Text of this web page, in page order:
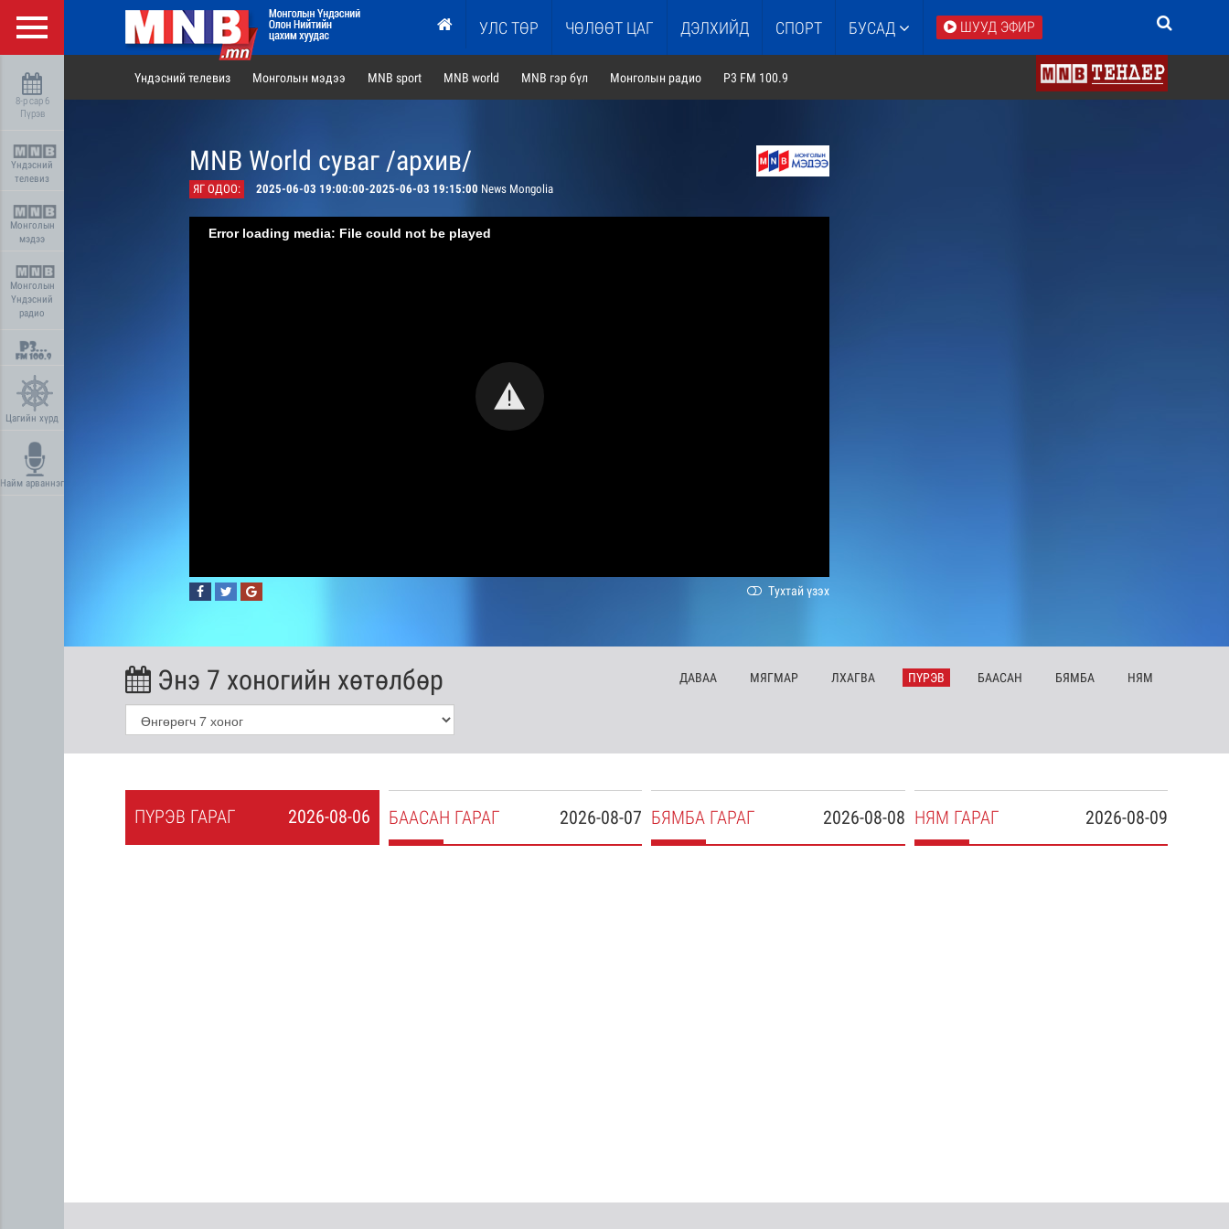
УЛС ТӨР ЧӨЛӨӨТ ЦАГ ДЭЛХИЙД СПОРТ БУСАД ШУУД ЭФИР
8-р сар 6
Пүрэв
Үндэсний
телевиз
Монголын
мэдээ
Монголын
Үндэсний
радио
Цагийн хүрд
Найм арваннэг
Үндэсний телевиз Монголын мэдээ MNB sport MNB world MNB гэр бүл Монголын радио P3 FM 100.9
MNB World суваг /архив/
ЯГ ОДОО: 2025-06-03 19:00:00-2025-06-03 19:15:00 News Mongolia
Error loading media: File could not be played
Тухтай үзэх
Энэ 7 хоногийн хөтөлбөр ДАВАА МЯГМАР ЛХАГВА ПҮРЭВ БААСАН БЯМБА НЯМ
2026-08-06
ПҮРЭВ ГАРАГ 2026-08-07
БААСАН ГАРАГ 2026-08-08
БЯМБА ГАРАГ 2026-08-09
НЯМ ГАРАГ